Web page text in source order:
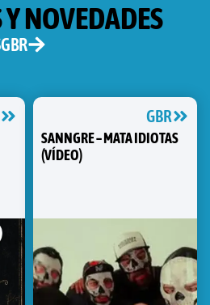
NOVEDADES
GBR
GBR
SANNGRE – MATA IDIOTAS
(VÍDEO)